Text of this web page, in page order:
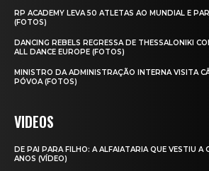
RP ACADEMY LEVA 50 ATLETAS AO MUNDIAL E
(FOTOS)
DANCING REBELS REGRESSA DE THESSALONIKI
ALL DANCE EUROPE (FOTOS)
MINISTRO DA ADMINISTRAÇÃO INTERNA VISITA
PÓVOA (FOTOS)
VIDEOS
DE PAI PARA FILHO: A ALFAIATARIA QUE VESTIU A
ANOS (VÍDEO)